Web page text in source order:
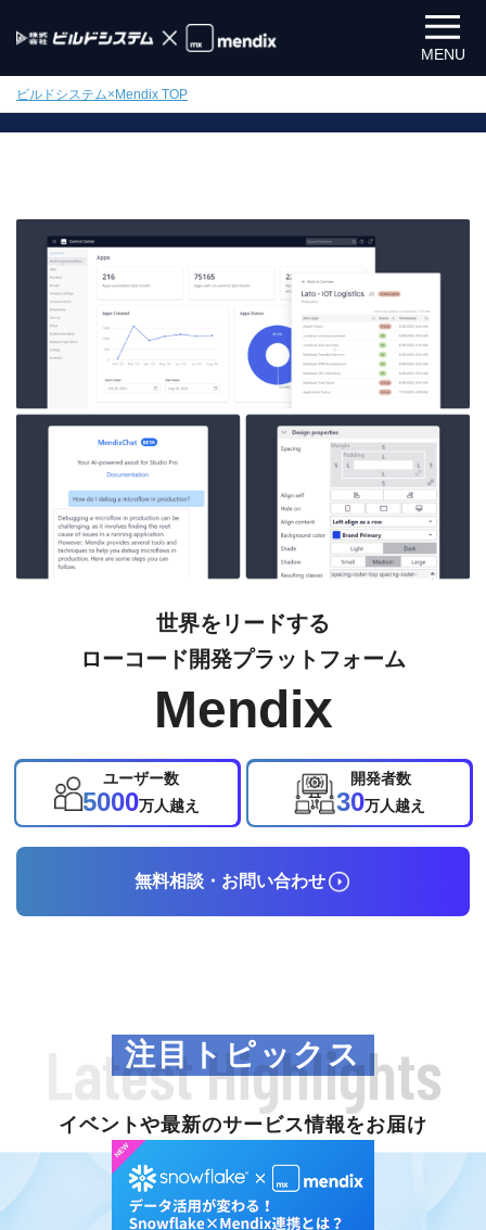
MENU
ビルドシステム×Mendix TOP
世界をリードする
ローコード開発プラットフォーム
Mendix
ユーザー数
5000万人越え
開発者数
30万人越え
無料相談・お問い合わせ
Latest Highlights
注目トピックス
イベントや最新のサービス情報をお届け